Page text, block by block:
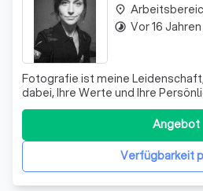
Fotografie ist meine
dabei, Ihre Werte und Ihre
unverwechselbar sichtbar zu
Verfügbarkeit
Angebot
place
timelapse Vor 16